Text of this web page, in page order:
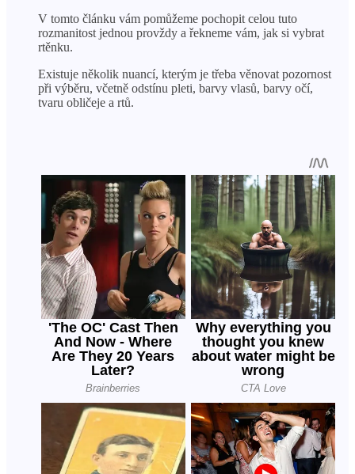
V tomto článku vám pomůžeme pochopit celou tuto
rozmanitost jednou provždy a řekneme vám, jak si vybrat
rtěnku.
Existuje několik nuancí, kterým je třeba věnovat pozornost
při výběru, včetně odstínu pleti, barvy vlasů, barvy očí,
tvaru obličeje a rtů.